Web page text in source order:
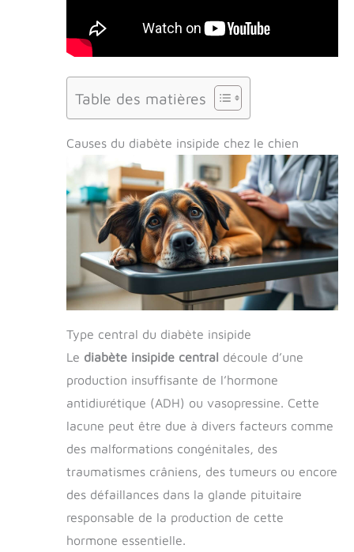
Table des matières
Causes du diabète insipide chez le chien
Type central du diabète insipide
Le diabète insipide central découle d’une
production insuffisante de l’hormone
antidiurétique (ADH) ou vasopressine. Cette
lacune peut être due à divers facteurs comme
des malformations congénitales, des
traumatismes crâniens, des tumeurs ou encore
des défaillances dans la glande pituitaire
responsable de la production de cette
hormone essentielle.